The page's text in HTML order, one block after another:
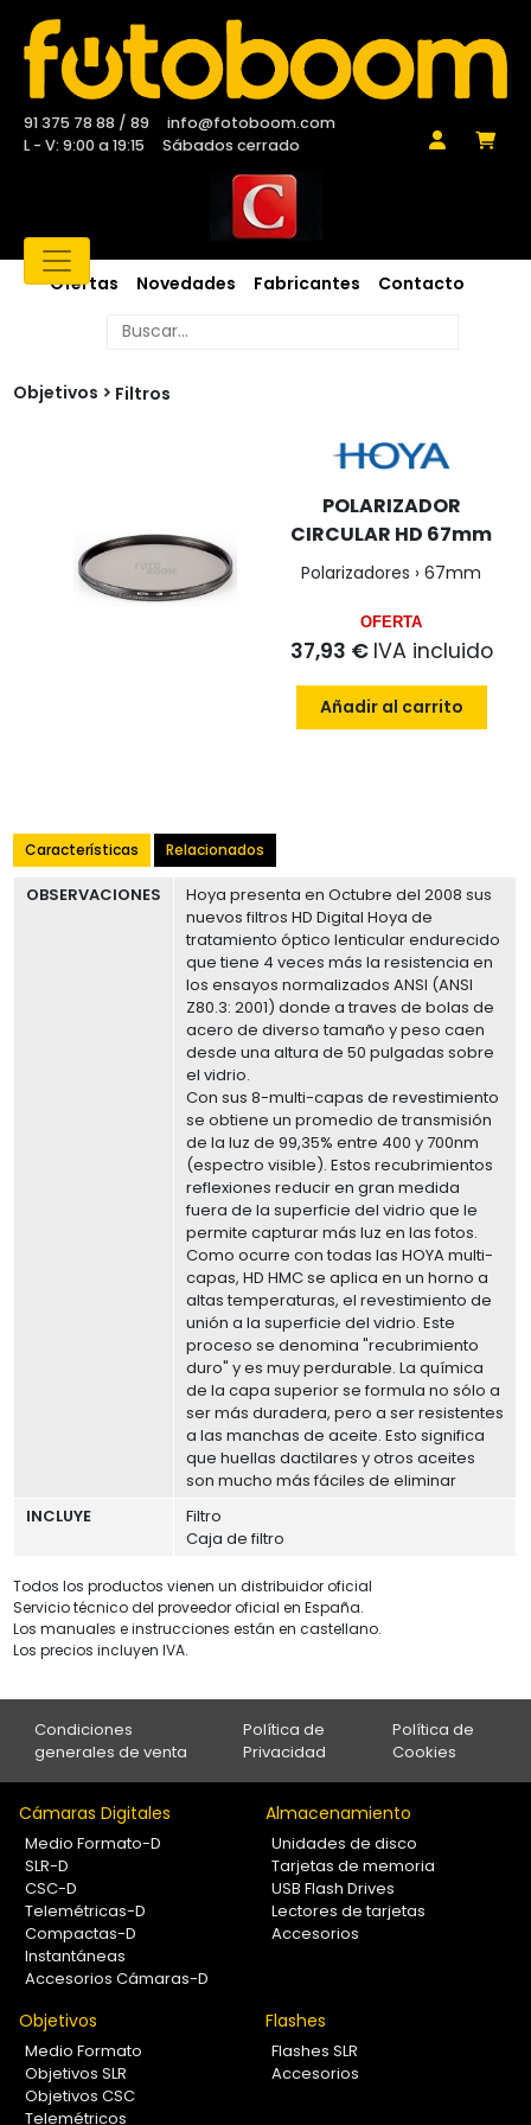
91 375 78 88 / 89
info@fotoboom.com
L - V: 9:00 a 19:15
Sábados cerrado
Ofertas Novedades Fabricantes Contacto
Objetivos Filtros
POLARIZADOR
CIRCULAR HD 67mm
Polarizadores › 67mm
OFERTA
37,93 € IVA incluido
Añadir al carrito
Características Relacionados
OBSERVACIONES
Hoya presenta en Octubre del 2008 sus
nuevos filtros HD Digital Hoya de
tratamiento óptico lenticular endurecido
que tiene 4 veces más la resistencia en
los ensayos normalizados ANSI (ANSI
Z80.3: 2001) donde a traves de bolas de
acero de diverso tamaño y peso caen
desde una altura de 50 pulgadas sobre
el vidrio.
Con sus 8-multi-capas de revestimiento
se obtiene un promedio de transmisión
de la luz de 99,35% entre 400 y 700nm
(espectro visible). Estos recubrimientos
reflexiones reducir en gran medida
fuera de la superficie del vidrio que le
permite capturar más luz en las fotos.
Como ocurre con todas las HOYA multi-
capas, HD HMC se aplica en un horno a
altas temperaturas, el revestimiento de
unión a la superficie del vidrio. Este
proceso se denomina "recubrimiento
duro" y es muy perdurable. La química
de la capa superior se formula no sólo a
ser más duradera, pero a ser resistentes
a las manchas de aceite. Esto significa
que huellas dactilares y otros aceites
son mucho más fáciles de eliminar
INCLUYE
Filtro
Caja de filtro
Todos los productos vienen un distribuidor oficial
Servicio técnico del proveedor oficial en España.
Los manuales e instrucciones están en castellano.
Los precios incluyen IVA.
Condiciones
generales de venta
Política de
Privacidad
Política de
Cookies
Cámaras Digitales
Medio Formato-D
SLR-D
CSC-D
Telemétricas-D
Compactas-D
Instantáneas
Accesorios Cámaras-D
Almacenamiento
Unidades de disco
Tarjetas de memoria
USB Flash Drives
Lectores de tarjetas
Accesorios
Objetivos
Medio Formato
Objetivos SLR
Objetivos CSC
Telemétricos
Flashes
Flashes SLR
Accesorios